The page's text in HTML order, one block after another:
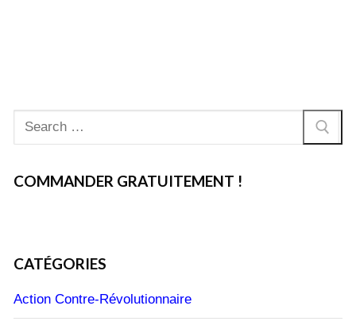
Rechercher
:
COMMANDER GRATUITEMENT !
CATÉGORIES
Action Contre-Révolutionnaire